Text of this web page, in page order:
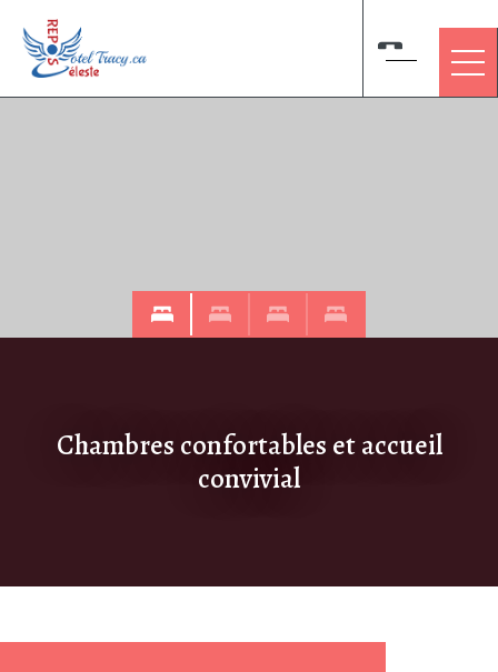
Aller
Chambres confortables et accueil
convivial